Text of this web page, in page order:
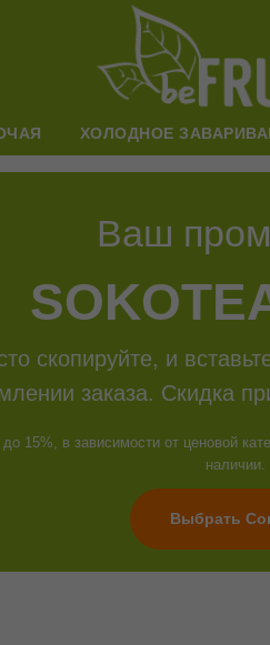
ХОЛОДНОЕ
Ваш
скопируйте, и
заказа. Скидка
15%, в зависимости от ценовой
наличии.
Выбрать